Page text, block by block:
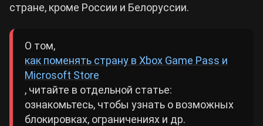
стране, кроме России и Белоруссии.
О том,
как поменять страну в Xbox Game Pass и
Microsoft Store
, читайте в отдельной статье:
ознакомьтесь, чтобы узнать о возможных
блокировках, ограничениях и др.